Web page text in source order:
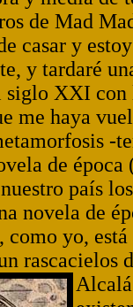
de Mad
casar y
y tardaré
siglo XXI
me haya
-
de
país
novela de
yo,
rascacielos